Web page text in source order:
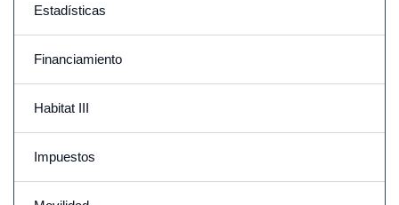
Estadísticas
Financiamiento
Habitat III
Impuestos